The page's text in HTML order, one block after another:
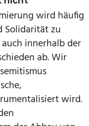
wird häufig
Solidarität zu
innerhalb der
ab. Wir
wird.